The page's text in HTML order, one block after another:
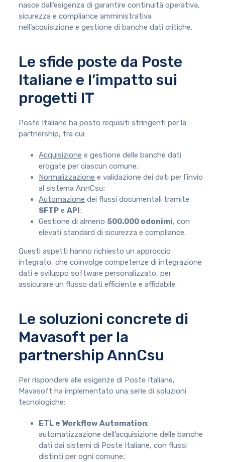
nasce dall’esigenza di garantire continuità operativa,
sicurezza e compliance amministrativa
nell’acquisizione e gestione di banche dati critiche.
Le sfide poste da Poste
Italiane e l’impatto sui
progetti IT
Poste Italiane ha posto requisiti stringenti per la
partnership, tra cui:
Acquisizione e gestione delle banche dati
erogate per ciascun comune;
Normalizzazione e validazione dei dati per l’invio
al sistema AnnCsu;
Automazione dei flussi documentali tramite
SFTP eAPI ;
Gestione di almeno 500.000 odonimi, con
elevati standard di sicurezza e compliance.
Questi aspetti hanno richiesto un approccio
integrato, che coinvolge competenze di integrazione
dati e sviluppo software personalizzato, per
assicurare un flusso dati efficiente e affidabile.
Le soluzioni concrete di
Mavasoft per la
partnership AnnCsu
Per rispondere alle esigenze di Poste Italiane,
Mavasoft ha implementato una serie di soluzioni
tecnologiche:
ETL e Workflow Automation:
automatizzazione dell’acquisizione delle banche
dati dai sistemi di Poste Italiane, con flussi
distinti per ogni comune;